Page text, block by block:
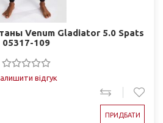
Venum Gladiator 5.0 Spats
05317-109
відгук
ПРИДБАТИ